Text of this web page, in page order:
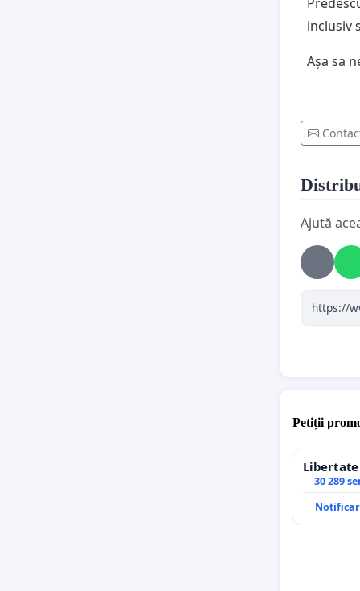
inclusiv
Așa sa
Ajută
Petiții
Libertate
30 289